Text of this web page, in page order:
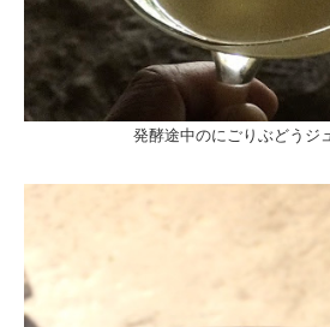
発酵途中のにごりぶどうジ